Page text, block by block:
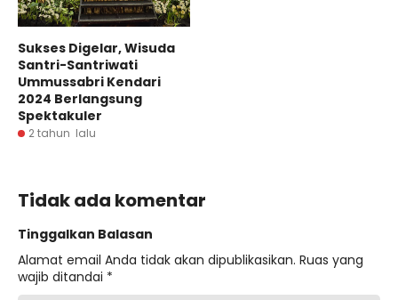
Sukses Digelar, Wisuda
Santri-Santriwati
Ummussabri Kendari
2024 Berlangsung
Spektakuler
2 tahun lalu
Tidak ada komentar
Tinggalkan Balasan
Alamat email Anda tidak akan dipublikasikan. Ruas yang
wajib ditandai *